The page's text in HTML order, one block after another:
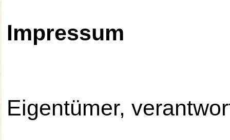
Impressum
Eigentümer,